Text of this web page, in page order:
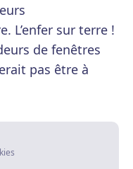
L’enfer sur terre !
de fenêtres
pas être à